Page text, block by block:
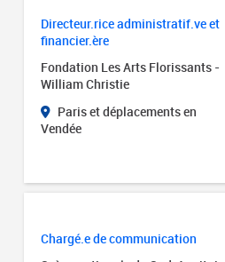
Directeur.rice administratif.ve et
financier.ère
Fondation Les Arts Florissants -
William Christie
Paris et déplacements en
Vendée
Chargé.e de communication